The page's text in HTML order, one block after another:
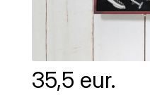
35,5 eur.